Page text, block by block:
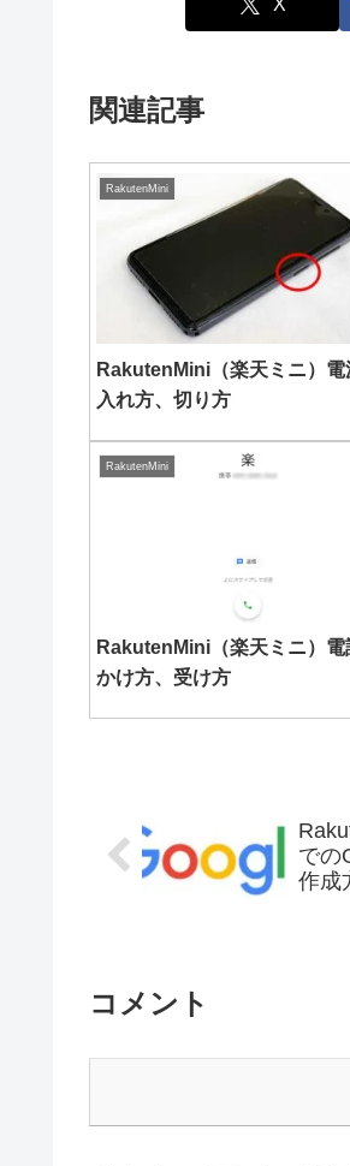
X
関連記事
RakutenMini
RakutenMini（楽天ミニ）電
入れ方、切り方
RakutenMini
RakutenMini（楽天ミニ）電
かけ方、受け方
での
作成
コメント